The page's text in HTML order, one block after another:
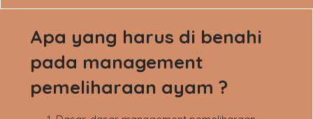
Apa yang harus di benahi
pada management
pemeliharaan ayam ?